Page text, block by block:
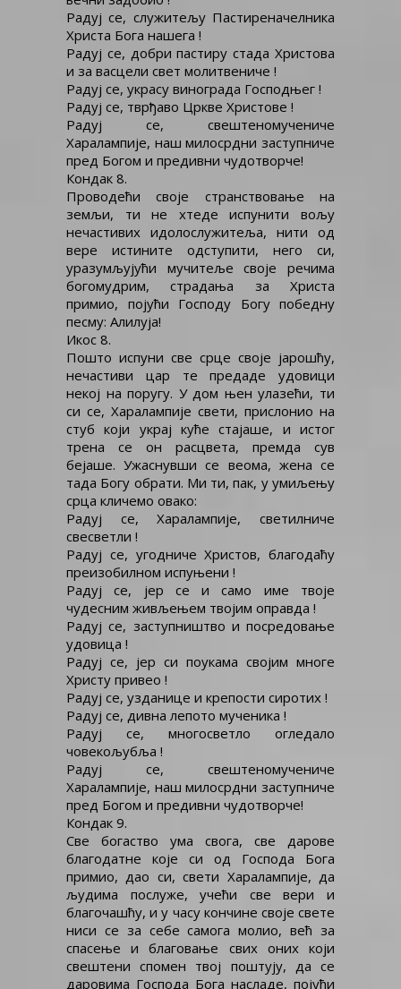
Радуј се, служитељу Пастиреначелника
Христа Бога нашега !
Радуј се, добри пастиру стада Христова
и за васцели свет молитвениче !
Радуј се, украсу винограда Господњег !
Радуј се, тврђаво Цркве Христове !
Радуј се, свештеномучениче
Харалампије, наш милосрдни заступниче
пред Богом и предивни чудотворче!
Кондак 8.
Проводећи своје странствовање на
земљи, ти не хтеде испунити вољу
нечастивих идолослужитеља, нити од
вере истините одступити, него си,
уразумљујући мучитеље своје речима
богомудрим, страдања за Христа
примио, појући Господу Богу победну
песму: Алилуја!
Икос 8.
Пошто испуни све срце своје јарошћу,
нечастиви цар те предаде удовици
некој на поругу. У дом њен улазећи, ти
си се, Харалампије свети, прислонио на
стуб који украј куће стајаше, и истог
трена се он расцвета, премда сув
бејаше. Ужаснувши се веома, жена се
тада Богу обрати. Ми ти, пак, у умиљењу
срца кличемо овако:
Радуј се, Харалампије, светилниче
свесветли !
Радуј се, угодниче Христов, благодаћу
преизобилном испуњени !
Радуј се, јер се и само име твоје
чудесним живљењем твојим оправда !
Радуј се, заступништво и посредовање
удовица !
Радуј се, јер си поукама својим многе
Христу привео !
Радуј се, узданице и крепости сиротих !
Радуј се, дивна лепото мученика !
Радуј се, многосветло огледало
човекољубља !
Радуј се, свештеномучениче
Харалампије, наш милосрдни заступниче
пред Богом и предивни чудотворче!
Кондак 9.
Све богаство ума свога, све дарове
благодатне које си од Господа Бога
примио, дао си, свети Харалампије, да
људима послуже, учећи све вери и
благочашћу, и у часу кончине своје свете
ниси се за себе самога молио, већ за
спасење и благовање свих оних који
свештени спомен твој поштују, да се
даровима Господа Бога насладе, појући